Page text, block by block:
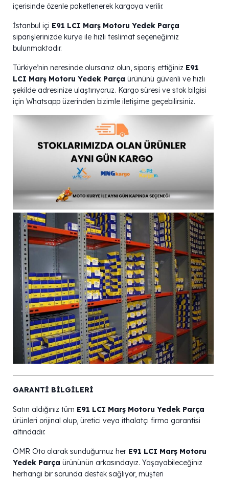
içerisinde özenle paketlenerek kargoya verilir.
İstanbul içi E91 LCI Marş Motoru Yedek Parça
siparişlerinizde kurye ile hızlı teslimat seçeneğimiz
bulunmaktadır.
Türkiye’nin neresinde olursanız olun, sipariş ettiğiniz E91
LCI Marş Motoru Yedek Parça ürününü güvenli ve hızlı
şekilde adresinize ulaştırıyoruz. Kargo süresi ve stok bilgisi
için Whatsapp üzerinden bizimle iletişime geçebilirsiniz.
GARANTİ BİLGİLERİ
Satın aldığınız tüm E91 LCI Marş Motoru Yedek Parça
ürünleri orijinal olup, üretici veya ithalatçı firma garantisi
altındadır.
OMR Oto olarak sunduğumuz her E91 LCI Marş Motoru
Yedek Parça ürününün arkasındayız. Yaşayabileceğiniz
herhangi bir sorunda destek sağlıyor, müşteri